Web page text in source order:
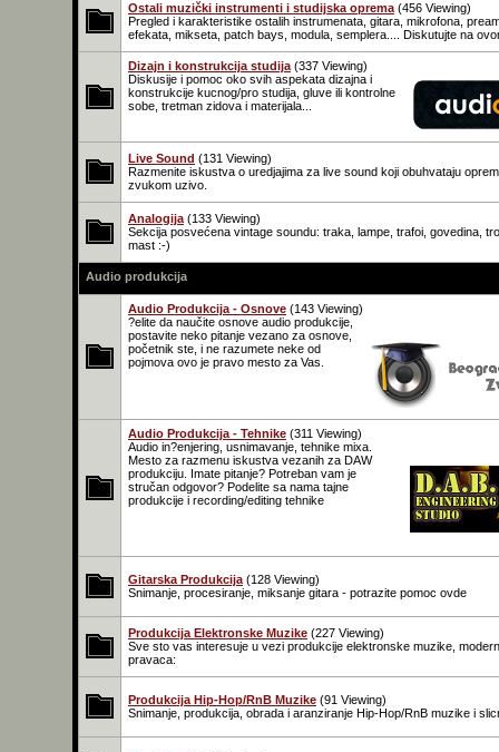
Ostali muzički instrumenti i studijska oprema (456 Viewing)
Pregled i karakteristike ostalih instrumenata, gitara, mikrofona,
efekata, mikseta, patch bays, modula, semplera.... Diskutujte na
Dizajn i konstrukcija studija (337 Viewing)
Diskusije i pomoc oko svih aspekata dizajna i
konstrukcije kucnog/pro studija, gluve ili kontrolne
sobe, tretman zidova i materijala...
Live Sound (131 Viewing)
Razmenite iskustva o uredjajima za live sound koji obuhvataju
zvukom uzivo.
Analogija (133 Viewing)
Sekcija posvećena vintage soundu: traka, lampe, trafoi, govedina,
mast :-)
Audio produkcija
Audio Produkcija - Osnove (143 Viewing)
?elite da naučite osnove audio produkcije,
postavite neko pitanje vezano za osnove,
početnik ste, i ne razumete neke od
pojmova ovo je pravo mesto za Vas.
Audio Produkcija - Tehnike (311 Viewing)
Audio in?enjering, usnimavanje, tehnike mixa.
Mesto za razmenu iskustva vezanih za DAW
produkciju. Imate pitanje? Potreban vam je
stručan odgovor? Podelite sa nama tajne
produkcije i recording/editing tehnike
Gitarska Produkcija (128 Viewing)
Snimanje, procesiranje, miksanje gitara - potrazite pomoc ovde
Produkcija Elektronske Muzike (227 Viewing)
Sve sto vas interesuje u vezi produkcije elektronske muzike,
pravaca:
Produkcija Hip-Hop/RnB Muzike (91 Viewing)
Snimanje, produkcija, obrada i aranziranje Hip-Hop/RnB muzike i